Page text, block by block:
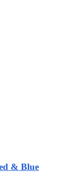
& Blue